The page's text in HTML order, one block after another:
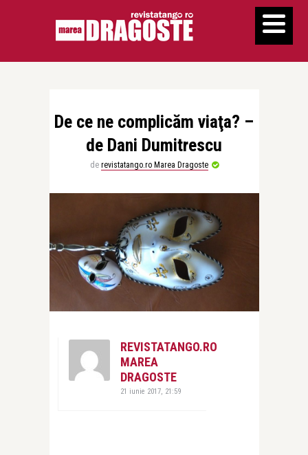
De ce ne complicăm viaţa? –
de Dani Dumitrescu
de revistatango.ro Marea Dragoste
REVISTATANGO.RO
MAREA
DRAGOSTE
21 iunie 2017, 21:59